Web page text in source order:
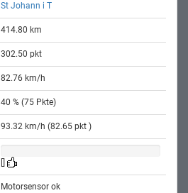
St Johann i T
414.80 km
302.50 pkt
82.76 km/h
40 % (75 Pkte)
93.32 km/h (82.65 pkt )
Motorsensor ok